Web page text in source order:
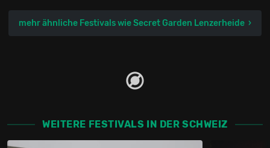
mehr ähnliche Festivals wie Secret Garden Lenzerheide
WEITERE FESTIVALS IN DER SCHWEIZ